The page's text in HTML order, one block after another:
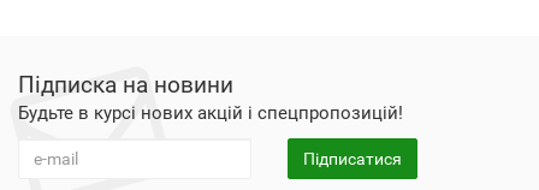
Підписка на новини
Будьте в курсі нових акцій і спецпропозицій!
Підписатися